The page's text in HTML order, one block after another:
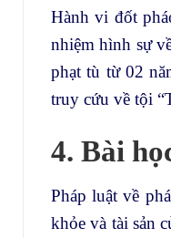
Hành vi đốt
nhiệm hình sự
phạt tù từ 02
truy cứu về tội
4. Bài
Pháp luật về
khỏe và tài sản